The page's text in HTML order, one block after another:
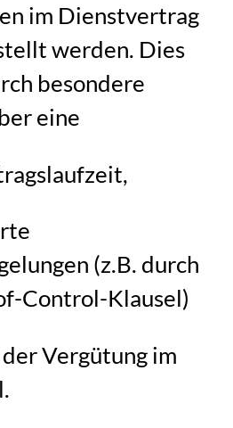
im Dienstvertrag
werden. Dies
besondere
eine
(z.B. durch
Control-Klausel)
Vergütung im